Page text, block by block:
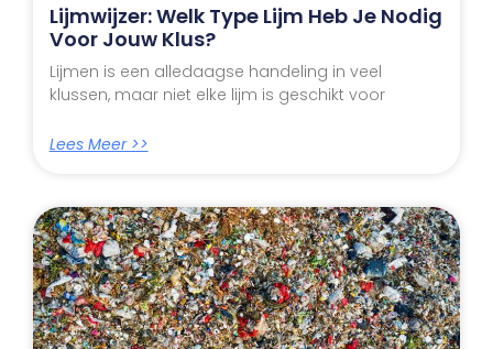
Lijmwijzer: Welk Type Lijm Heb Je Nodig
Voor Jouw Klus?
Lijmen is een alledaagse handeling in veel
klussen, maar niet elke lijm is geschikt voor
Lees Meer >>